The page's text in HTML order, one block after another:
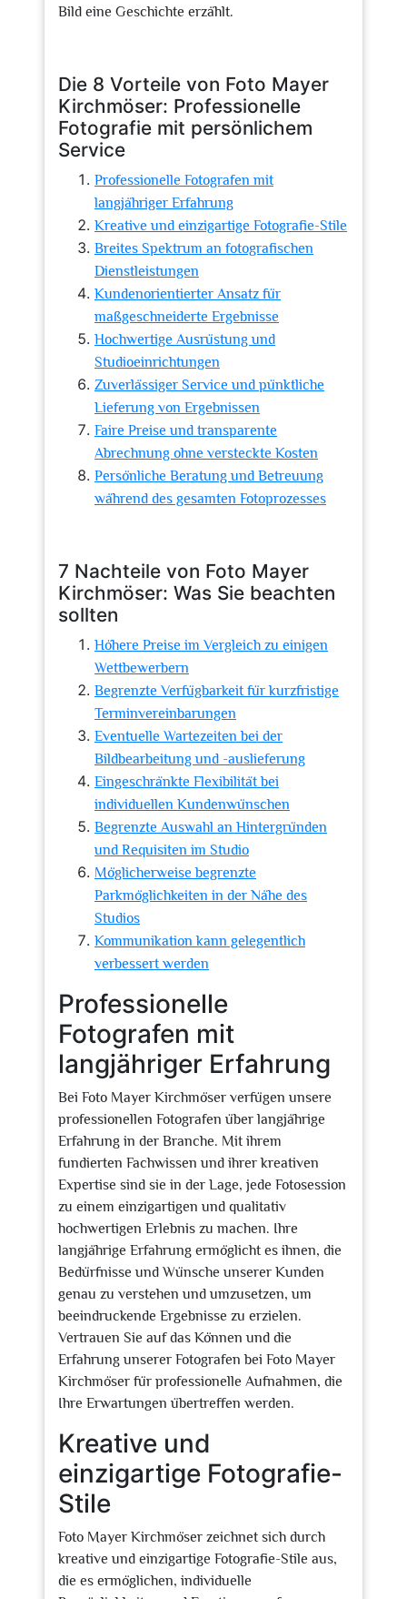
Bild eine Geschichte erzählt.
Die 8 Vorteile von Foto Mayer
Kirchmöser: Professionelle
Fotografie mit persönlichem
Service
Professionelle Fotografen mit
langjähriger Erfahrung
Kreative und einzigartige Fotografie-Stile
Breites Spektrum an fotografischen
Dienstleistungen
Kundenorientierter Ansatz für
maßgeschneiderte Ergebnisse
Hochwertige Ausrüstung und
Studioeinrichtungen
Zuverlässiger Service und pünktliche
Lieferung von Ergebnissen
Faire Preise und transparente
Abrechnung ohne versteckte Kosten
Persönliche Beratung und Betreuung
während des gesamten Fotoprozesses
7 Nachteile von Foto Mayer
Kirchmöser: Was Sie beachten
sollten
Höhere Preise im Vergleich zu einigen
Wettbewerbern
Begrenzte Verfügbarkeit für kurzfristige
Terminvereinbarungen
Eventuelle Wartezeiten bei der
Bildbearbeitung und -auslieferung
Eingeschränkte Flexibilität bei
individuellen Kundenwünschen
Begrenzte Auswahl an Hintergründen
und Requisiten im Studio
Möglicherweise begrenzte
Parkmöglichkeiten in der Nähe des
Studios
Kommunikation kann gelegentlich
verbessert werden
Professionelle
Fotografen mit
langjähriger Erfahrung
Bei Foto Mayer Kirchmöser verfügen unsere
professionellen Fotografen über langjährige
Erfahrung in der Branche. Mit ihrem
fundierten Fachwissen und ihrer kreativen
Expertise sind sie in der Lage, jede Fotosession
zu einem einzigartigen und qualitativ
hochwertigen Erlebnis zu machen. Ihre
langjährige Erfahrung ermöglicht es ihnen, die
Bedürfnisse und Wünsche unserer Kunden
genau zu verstehen und umzusetzen, um
beeindruckende Ergebnisse zu erzielen.
Vertrauen Sie auf das Können und die
Erfahrung unserer Fotografen bei Foto Mayer
Kirchmöser für professionelle Aufnahmen, die
Ihre Erwartungen übertreffen werden.
Kreative und
einzigartige Fotografie-
Stile
Foto Mayer Kirchmöser zeichnet sich durch
kreative und einzigartige Fotografie-Stile aus,
die es ermöglichen, individuelle